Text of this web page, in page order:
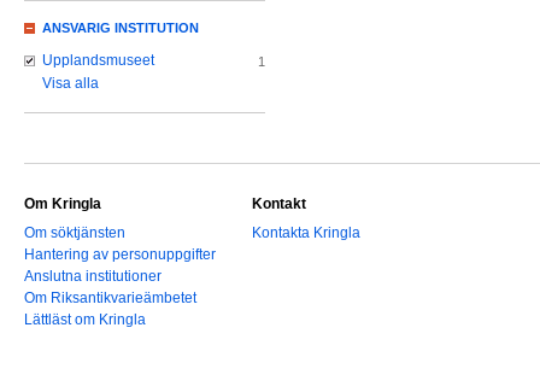
ANSVARIG INSTITUTION
Upplandsmuseet 1
Visa alla
Om Kringla
Om söktjänsten
Hantering av personuppgifter
Anslutna institutioner
Om Riksantikvarieämbetet
Lättläst om Kringla
Kontakt
Kontakta Kringla